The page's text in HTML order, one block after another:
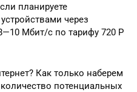
планируете
через
Мбит/с по тарифу 720 Р
Как только наберем
потенциальных